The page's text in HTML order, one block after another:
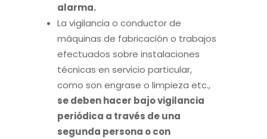
alarma.
La vigilancia o conductor de
máquinas de fabricación o trabajos
efectuados sobre instalaciones
técnicas en servicio particular,
como son engrase o limpieza etc.,
se deben hacer bajo vigilancia
periódica a través de una
segunda persona o con